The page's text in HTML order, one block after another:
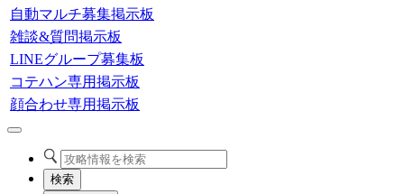
自動マルチ募集掲示板
雑談&質問掲示板
LINEグループ募集板
コテハン専用掲示板
顔合わせ専用掲示板
検索